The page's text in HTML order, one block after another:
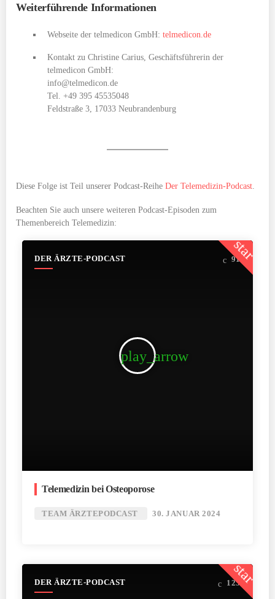
Weiterführende Informationen
Webseite der telmedicon GmbH: telmedicon.de
Kontakt zu Christine Carius, Geschäftsführerin der
telmedicon GmbH:
info@telmedicon.de
Tel. +49 395 45535048
Feldstraße 3, 17033 Neubrandenburg
Diese Folge ist Teil unserer Podcast-Reihe Der Telemedizin-Podcast
Beachten Sie auch unsere weiteren Podcast-Episoden zum
Themenbereich Telemedizin:
DER ÄRZTE-PODCAST
play_arrow
91
star
Telemedizin bei Osteoporose
TEAM ÄRZTEPODCAST 30. JANUAR 2024
DER ÄRZTE-PODCAST 125
star